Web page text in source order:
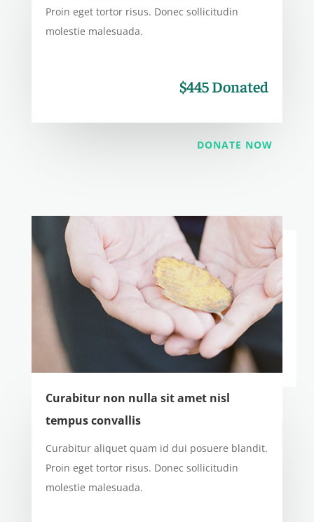
Proin eget tortor risus. Donec sollicitudin
molestie malesuada.
$445 Donated
DONATE NOW
Curabitur non nulla sit amet nisl
tempus convallis
Curabitur aliquet quam id dui posuere blandit.
Proin eget tortor risus. Donec sollicitudin
molestie malesuada.